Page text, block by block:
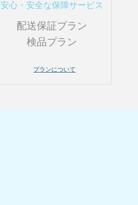
安心・安全な保障サービス
配送保証プラン
検品プラン
プランについて